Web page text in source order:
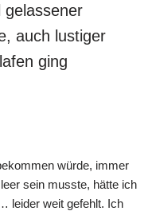
gelassener
auch lustiger
ging
würde, immer
sein musste, hätte ich
leider weit gefehlt. Ich